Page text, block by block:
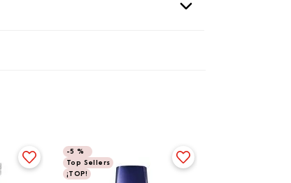
-5 %
Top Sellers
¡TOP!